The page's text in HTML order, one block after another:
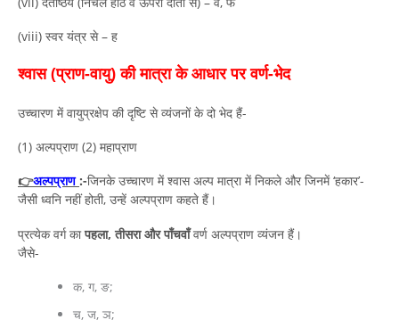
(viii) स्वर यंत्र से – ह
श्वास (प्राण-वायु) की मात्रा के आधार पर वर्ण-भेद
उच्चारण में वायुप्रक्षेप की दृष्टि से व्यंजनों के दो भेद हैं-
(1) अल्पप्राण (2) महाप्राण
👉अल्पप्राण :-जिनके उच्चारण में श्वास अल्प मात्रा में निकले और जिनमें ‘हकार’-
जैसी ध्वनि नहीं होती, उन्हें अल्पप्राण कहते हैं।
प्रत्येक वर्ग कापहला, तीसरा और पाँचवाँवर्ण अल्पप्राण व्यंजन हैं।
जैसे-
क, ग, ङ;
च, ज, ञ;